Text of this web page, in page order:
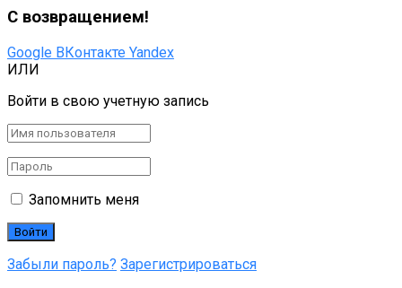
С возвращением!
Google ВКонтакте Yandex
ИЛИ
Войти в свою учетную запись
Запомнить меня
Забыли пароль? Зарегистрироваться